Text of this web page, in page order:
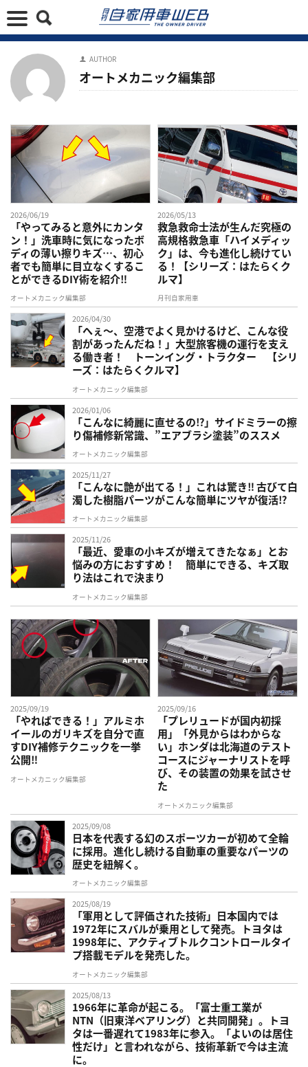
AUTHOR
オートメカニック編集部
2026/06/19
「やってみると意外にカンタ
ン！」洗車時に気になったボ
ディの薄い擦りキズ…、初心
者でも簡単に目立なくするこ
とができるDIY術を紹介‼︎
オートメカニック編集部
2026/05/13
救急救命士法が生んだ究極の
高規格救急車「ハイメディッ
ク」は、今も進化し続けてい
る！【シリーズ：はたらくク
ルマ】
月刊自家用車
2026/04/30
「へぇ〜、空港でよく見かけるけど、こんな役
割があったんだね！」大型旅客機の運行を支え
る働き者！ トーンイング・トラクター 【シリ
ーズ：はたらくクルマ】
オートメカニック編集部
2026/01/06
「こんなに綺麗に直せるの⁉︎」サイドミラーの擦
り傷補修新常識、”エアブラシ塗装”のススメ
オートメカニック編集部
2025/11/27
「こんなに艶が出てる！」これは驚き‼︎ 古びて白
濁した樹脂パーツがこんな簡単にツヤが復活⁉︎
オートメカニック編集部
2025/11/26
「最近、愛車の小キズが増えてきたなぁ」とお
悩みの方におすすめ！ 簡単にできる、キズ取
り法はこれで決まり
オートメカニック編集部
2025/09/19
「やればできる！」アルミホ
イールのガリキズを自分で直
すDIY補修テクニックを一挙
公開‼︎
オートメカニック編集部
2025/09/16
「プレリュードが国内初採
用」「外見からはわからな
い」ホンダは北海道のテスト
コースにジャーナリストを呼
び、その装置の効果を試させ
た
オートメカニック編集部
2025/09/08
日本を代表する幻のスポーツカーが初めて全輪
に採用。進化し続ける自動車の重要なパーツの
歴史を紐解く。
オートメカニック編集部
2025/08/19
「軍用として評価された技術」日本国内では
1972年にスバルが乗用として発売。トヨタは
1998年に、アクティブトルクコントロールタイ
プ搭載モデルを発売した。
オートメカニック編集部
2025/08/13
1966年に革命が起こる。「富士重工業が
NTN（旧東洋ベアリング）と共同開発」。トヨ
タは一番遅れて1983年に参入。「よいのは居住
性だけ」と言われながら、技術革新で今は主流
に。